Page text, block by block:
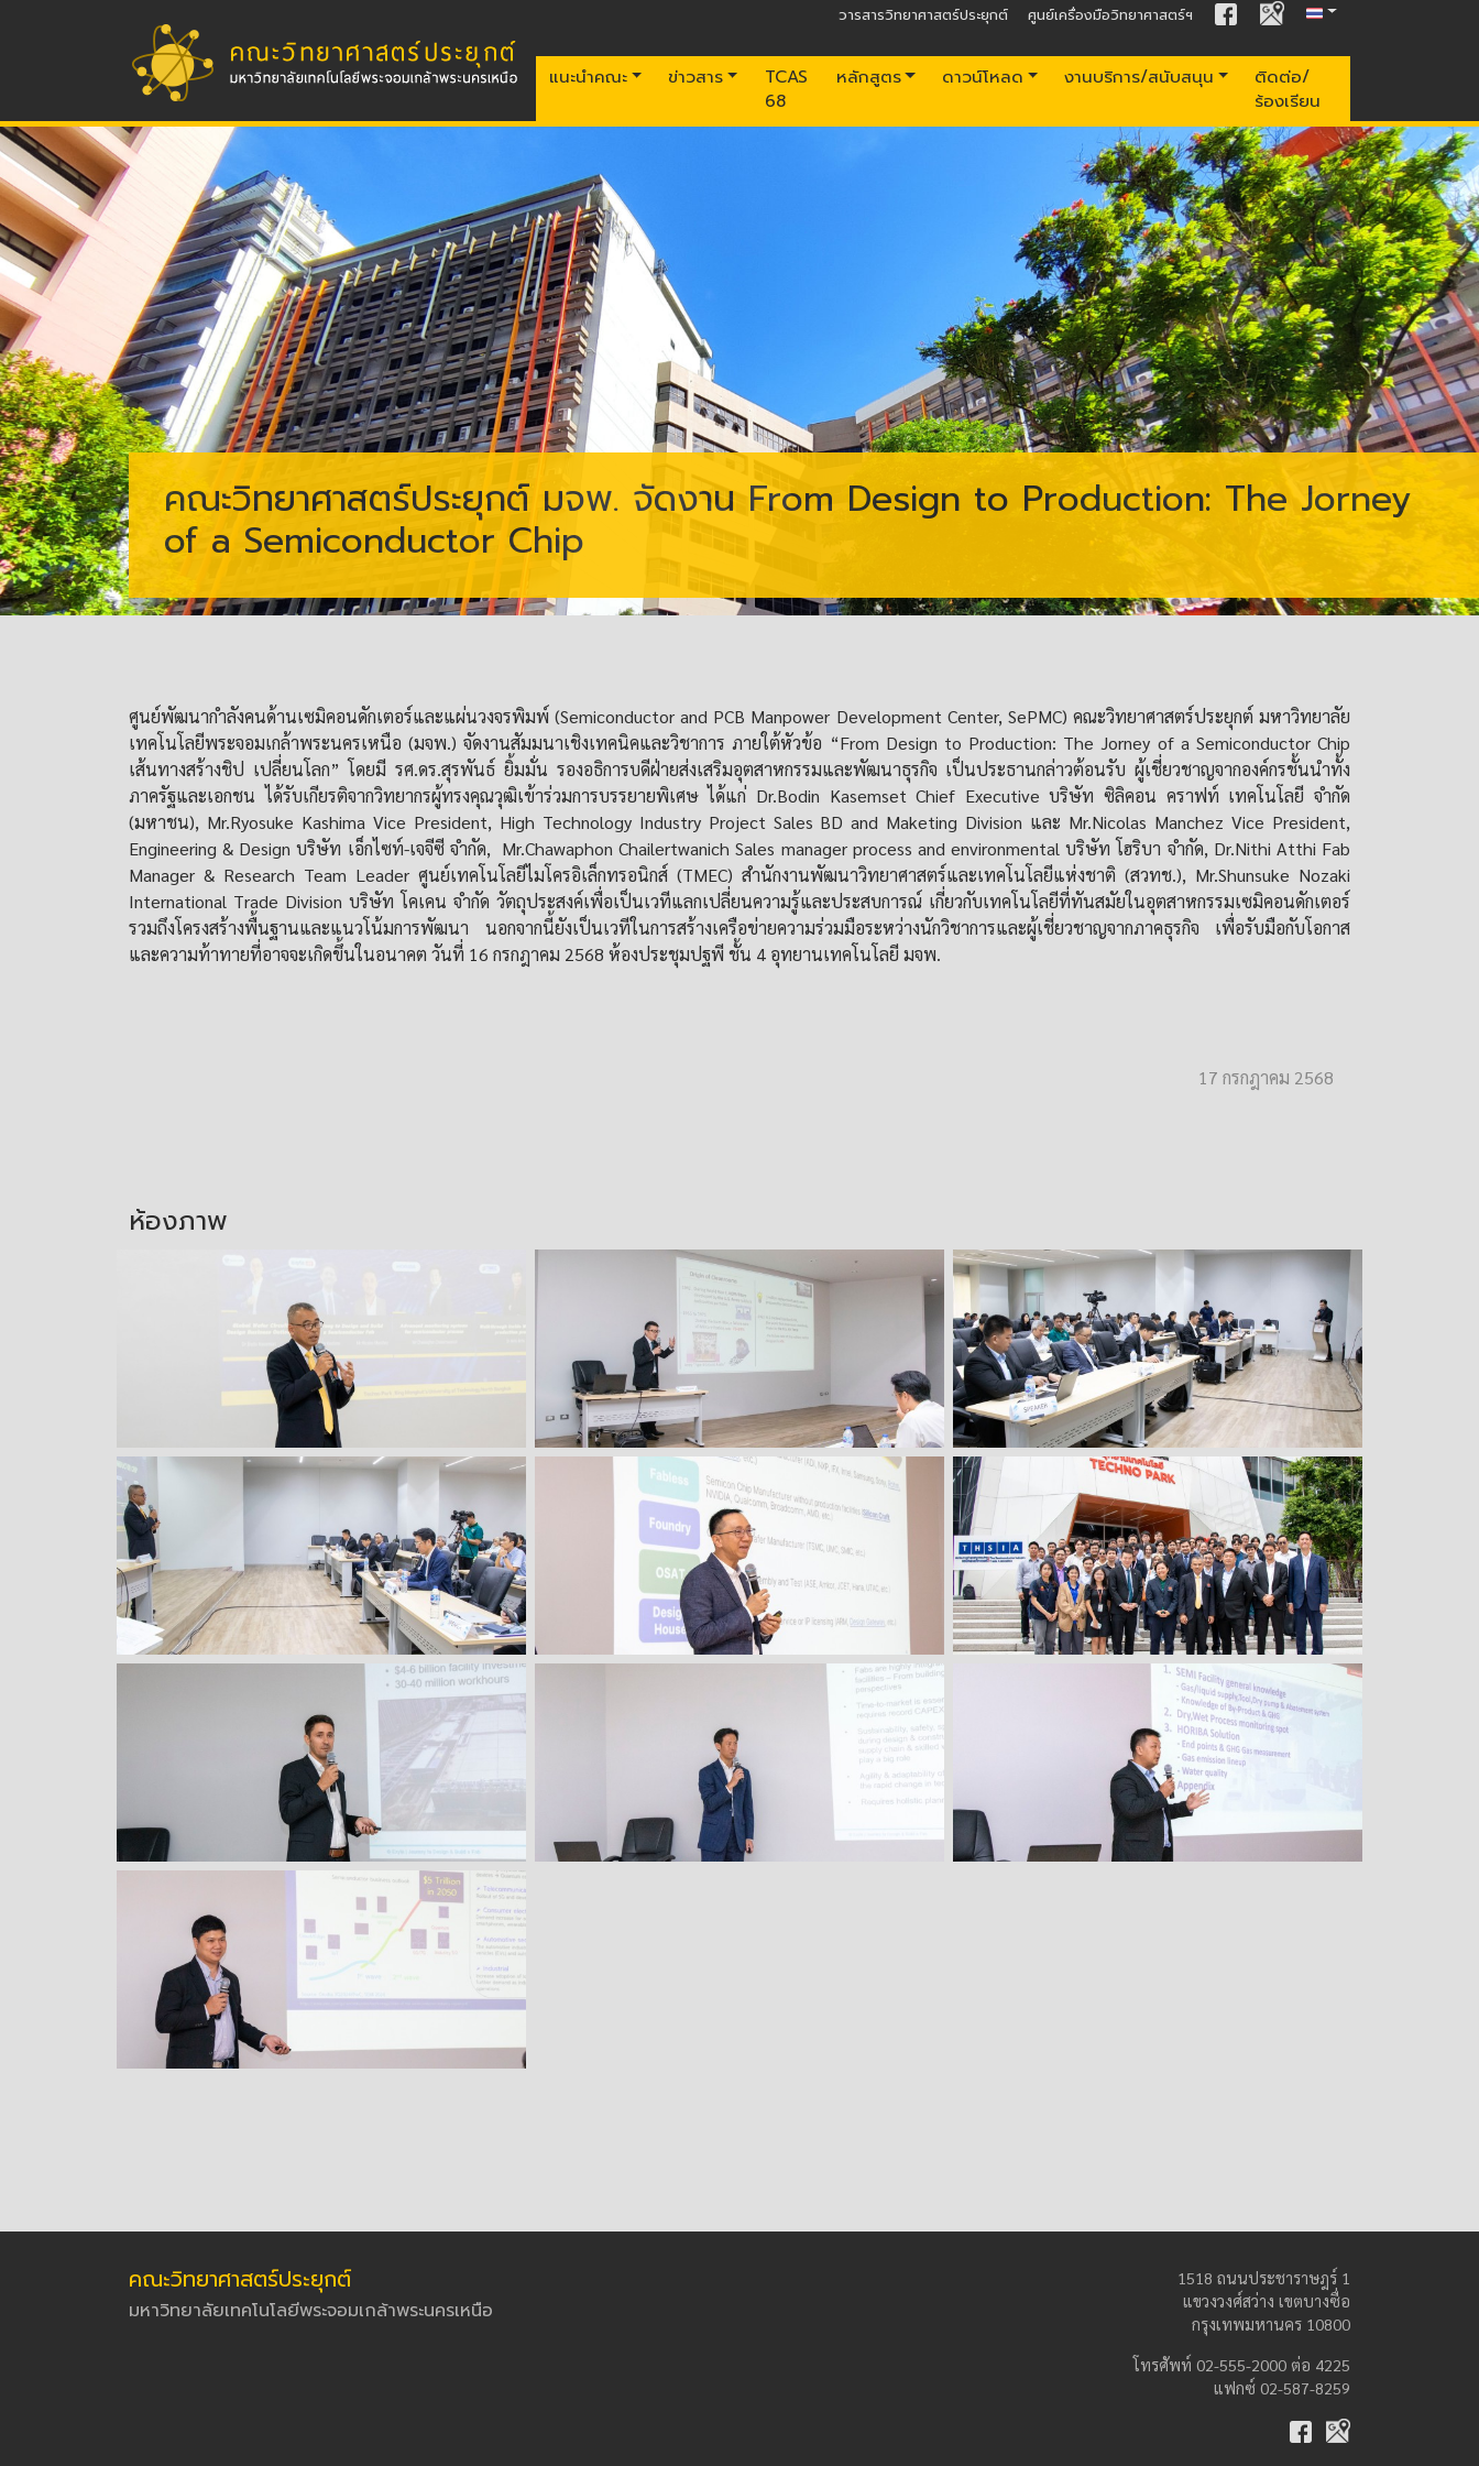
แนะนำคณะ ข่าวสาร
TCAS
68
หลักสูตร ดาวน์โหลด งานบริการ/สนับสนุน
ติดต่อ/
ร้องเรียน
วารสารวิทยาศาสตร์ประยุกต์ ศูนย์เครื่องมือวิทยาศาสตร์ฯ
คณะวิทยาศาสตร์ประยุกต์ มจพ. จัดงาน From Design to Production: The Jorney
of a Semiconductor Chip
ศูนย์พัฒนากำลังคนด้านเซมิคอนดักเตอร์และแผ่นวงจรพิมพ์ (Semiconductor and PCB Manpower Development Center, SePMC) คณะวิทยาศาสตร์ประยุกต์ มหาวิทยาลัย
เทคโนโลยีพระจอมเกล้าพระนครเหนือ (มจพ.) จัดงานสัมมนาเชิงเทคนิคและวิชาการ ภายใต้หัวข้อ “From Design to Production: The Jorney of a Semiconductor Chip
เส้นทางสร้างชิป เปลี่ยนโลก” โดยมี รศ.ดร.สุรพันธ์ ยิ้มมั่น รองอธิการบดีฝ่ายส่งเสริมอุตสาหกรรมและพัฒนาธุรกิจ เป็นประธานกล่าวต้อนรับ ผู้เชี่ยวชาญจากองค์กรชั้นนำทั้ง
ภาครัฐและเอกชน ได้รับเกียรติจากวิทยากรผู้ทรงคุณวุฒิเข้าร่วมการบรรยายพิเศษ ได้แก่ Dr.Bodin Kasemset Chief Executive บริษัท ซิลิคอน คราฟท์ เทคโนโลยี จำกัด
(มหาชน), Mr.Ryosuke Kashima Vice President, High Technology Industry Project Sales BD and Maketing Division และ Mr.Nicolas Manchez Vice President,
Engineering & Design บริษัท เอ็กไซท์-เจจีซี จำกัด, Mr.Chawaphon Chailertwanich Sales manager process and environmental บริษัท โฮริบา จำกัด, Dr.Nithi Atthi Fab
Manager & Research Team Leader ศูนย์เทคโนโลยีไมโครอิเล็กทรอนิกส์ (TMEC) สำนักงานพัฒนาวิทยาศาสตร์และเทคโนโลยีแห่งชาติ (สวทช.), Mr.Shunsuke Nozaki
International Trade Division บริษัท โคเคน จำกัด วัตถุประสงค์เพื่อเป็นเวทีแลกเปลี่ยนความรู้และประสบการณ์ เกี่ยวกับเทคโนโลยีที่ทันสมัยในอุตสาหกรรมเซมิคอนดักเตอร์
รวมถึงโครงสร้างพื้นฐานและแนวโน้มการพัฒนา นอกจากนี้ยังเป็นเวทีในการสร้างเครือข่ายความร่วมมือระหว่างนักวิชาการและผู้เชี่ยวชาญจากภาคธุรกิจ เพื่อรับมือกับโอกาส
และความท้าทายที่อาจจะเกิดขึ้นในอนาคต วันที่ 16 กรกฎาคม 2568 ห้องประชุมปฐพี ชั้น 4 อุทยานเทคโนโลยี มจพ.
17 กรกฎาคม 2568
ห้องภาพ
คณะวิทยาศาสตร์ประยุกต์
มหาวิทยาลัยเทคโนโลยีพระจอมเกล้าพระนครเหนือ
1518 ถนนประชาราษฎร์ 1
แขวงวงศ์สว่าง เขตบางซื่อ
กรุงเทพมหานคร 10800
โทรศัพท์ 02-555-2000 ต่อ 4225
แฟกซ์ 02-587-8259